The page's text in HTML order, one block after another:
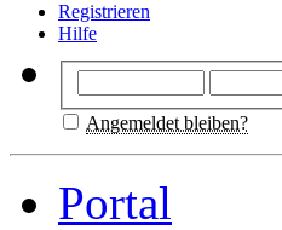
Registrieren
Hilfe
Angemeldet bleiben?
Portal